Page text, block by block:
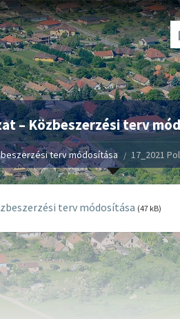
– Közbeszerzési terv
terv módosítása 17_2021
terv módosítása (47 kB)